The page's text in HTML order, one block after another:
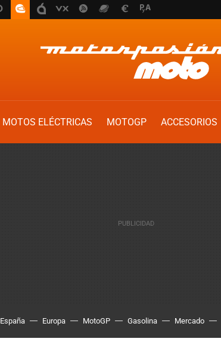
MOTOS ELÉCTRICAS MOTOGP ACCESORIOS
España Europa MotoGP Gasolina Mercado